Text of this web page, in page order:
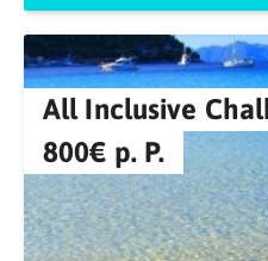
All Inclusive
800€ p. P.